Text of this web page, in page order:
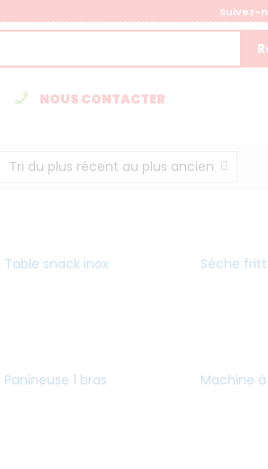
Suivez-
NOUS CONTACTER
Tri du plus récent au plus ancien
Table snack inox Sèche
Panineuse 1 bras Machine